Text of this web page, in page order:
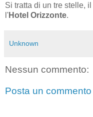
Si tratta di un tre stelle, il
l'Hotel Orizzonte.
Unknown
Nessun commento:
Posta un commento